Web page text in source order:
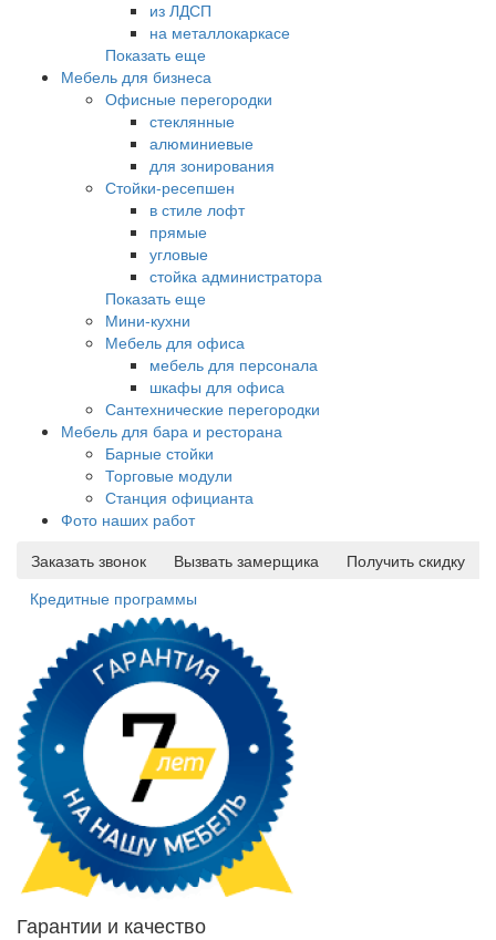
из ЛДСП
на металлокаркасе
Показать еще
Мебель для бизнеса
Офисные перегородки
стеклянные
алюминиевые
для зонирования
Стойки-ресепшен
в стиле лофт
прямые
угловые
стойка администратора
Показать еще
Мини-кухни
Мебель для офиса
мебель для персонала
шкафы для офиса
Сантехнические перегородки
Мебель для бара и ресторана
Барные стойки
Торговые модули
Станция официанта
Фото наших работ
Заказать звонок
Вызвать замерщика
Получить скидку
Кредитные программы
Гарантии и качество